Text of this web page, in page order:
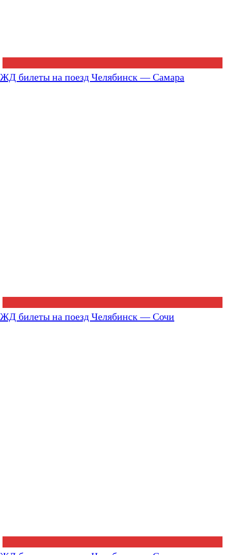
ЖД билеты на поезд Челябинск — Самара
ЖД билеты на поезд Челябинск — Сочи